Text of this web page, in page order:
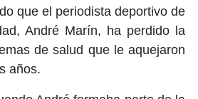
que el periodista deportivo de
André Marín, ha perdido la
de salud que le aquejaron
años.